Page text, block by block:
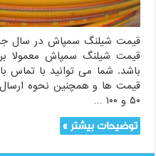
قیمت شیلنگ سمپاش در سال
باشد. شما می توانید با
قیمت ها و همچنین نحوه
۵۰ و ۱۰۰ …
توضیحات بیشتر »